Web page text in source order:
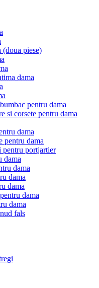
(doua piese)
dama
pentru dama
si corsete pentru dama
dama
pentru dama
pentru portjartier
dama
dama
dama
dama
dama
dama
fals